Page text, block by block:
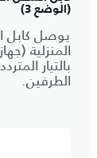
(الوضع 3)
المنزلية
الطرفين.